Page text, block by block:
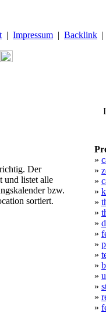
| Impressum | Backlink |
Der
und listet alle
bzw.
sortiert.
»
»
»
»
»
»
»
»
»
»
»
»
»
»
»